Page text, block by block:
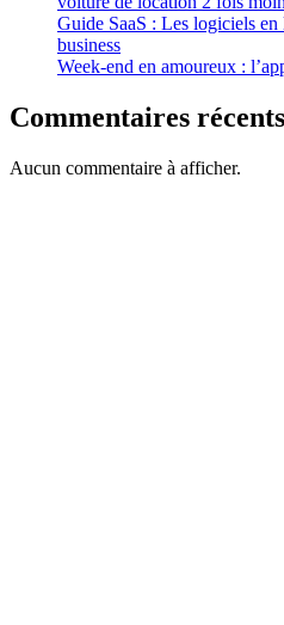
Guide SaaS : Les logiciels
business
Week-end en amoureux :
Commentaires récents
Aucun commentaire à afficher.